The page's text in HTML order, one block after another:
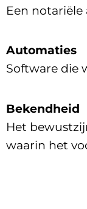
Een
Automaties
Software die
Bekendheid
Het
waarin het